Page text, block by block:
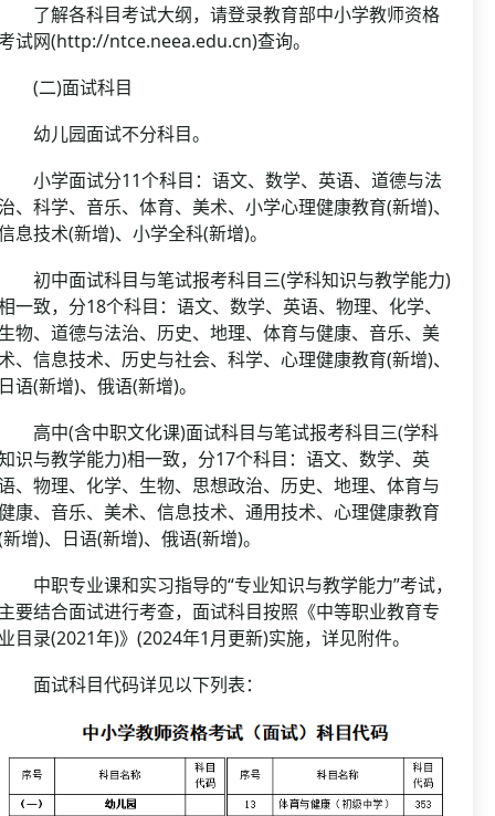
解各科目考试大纲，请登录教育部中小学教师资格
试网(http://ntce.neea.edu.cn)查询。
二)面试科目
儿园面试不分科目。
学面试分11个科目：语文、数学、英语、道德与法
、科学、音乐、体育、美术、小学心理健康教育(新增)、
息技术(新增)、小学全科(新增)。
中面试科目与笔试报考科目三(学科知识与教学能力)
一致，分18个科目：语文、数学、英语、物理、化学、
物、道德与法治、历史、地理、体育与健康、音乐、美
、信息技术、历史与社会、科学、心理健康教育(新增)、
语(新增)、俄语(新增)。
中(含中职文化课)面试科目与笔试报考科目三(学科
识与教学能力)相一致，分17个科目：语文、数学、英
、物理、化学、生物、思想政治、历史、地理、体育与
康、音乐、美术、信息技术、通用技术、心理健康教育
增)、日语(新增)、俄语(新增)。
职专业课和实习指导的“专业知识与教学能力”考试，
要结合面试进行考查，面试科目按照《中等职业教育专
目录(2021年)》(2024年1月更新)实施，详见附件。
试科目代码详见以下列表：